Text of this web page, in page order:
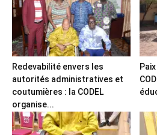
Redevabilité envers les
autorités administratives et
coutumières : la CODEL
organise...